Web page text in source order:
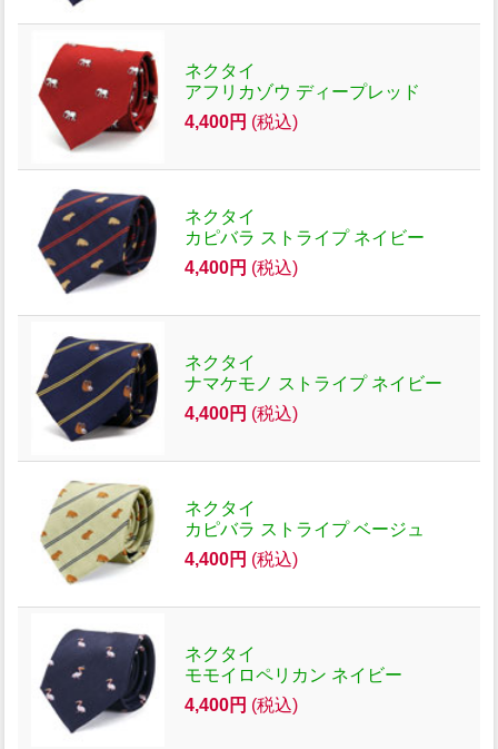
ネクタイ
アフリカゾウ ディープレッド
4,400円 (税込)
ネクタイ
カピバラ ストライプ ネイビー
4,400円 (税込)
ネクタイ
ナマケモノ ストライプ ネイビー
4,400円 (税込)
ネクタイ
カピバラ ストライプ ベージュ
4,400円 (税込)
ネクタイ
モモイロペリカン ネイビー
4,400円 (税込)